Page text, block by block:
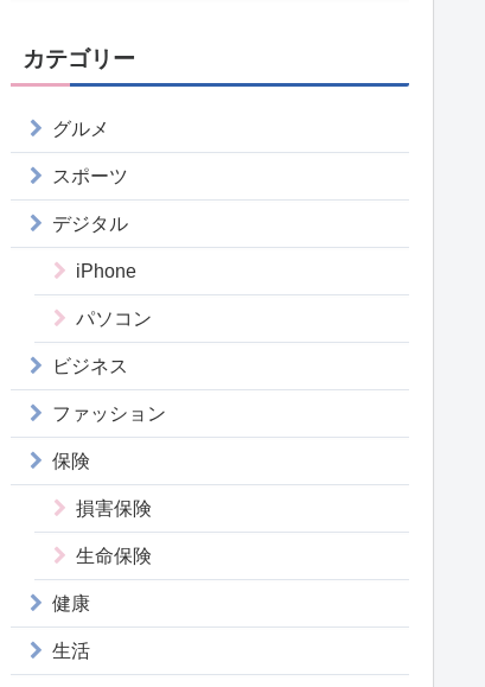
カテゴリー
グルメ
スポーツ
デジタル
iPhone
パソコン
ビジネス
ファッション
保険
損害保険
生命保険
健康
生活